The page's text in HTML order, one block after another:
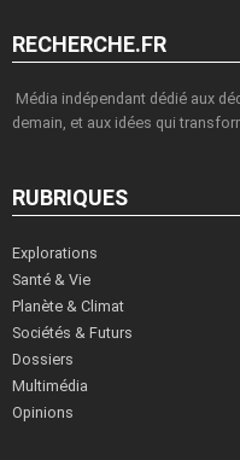
RECHERCHE.FR
Média indépendant dédié aux
demain, et aux idées qui
RUBRIQUES
Explorations
Santé & Vie
Planète & Climat
Sociétés & Futurs
Dossiers
Multimédia
Opinions